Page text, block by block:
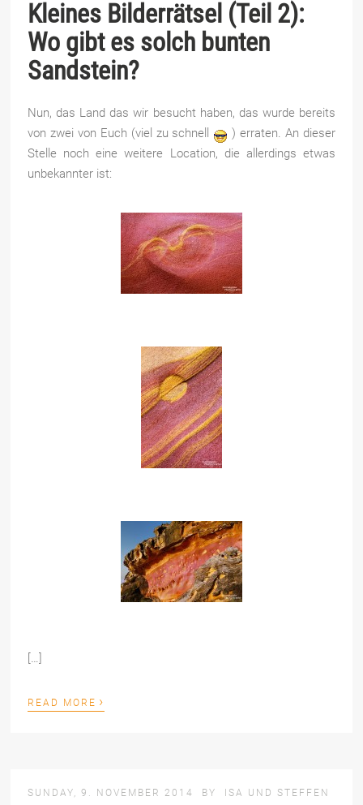
Kleines Bilderrätsel (Teil 2):
Wo gibt es solch bunten
Sandstein?
Nun, das Land das wir besucht haben, das wurde bereits
von zwei von Euch (viel zu schnell
) erraten. An dieser
Stelle noch eine weitere Location, die allerdings etwas
unbekannter ist:
[…]
READ MORE ›
SUNDAY, 9. NOVEMBER 2014 BY ISA UND STEFFEN